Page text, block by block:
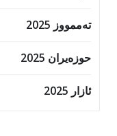
تەممووز 2025
حوزه‌یران 2025
ئازار 2025